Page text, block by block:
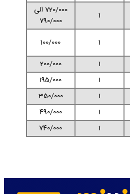
1
720/000 الی
790/000
1
100/000
1
200/000
1
195/000
1
350/000
1
490/000
1
740/000